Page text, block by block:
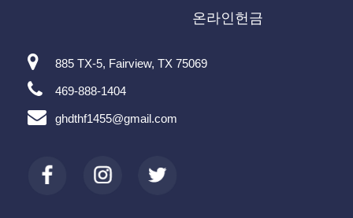
온라인헌금
885 TX-5, Fairview, TX 75069
469-888-1404
ghdthf1455@gmail.com